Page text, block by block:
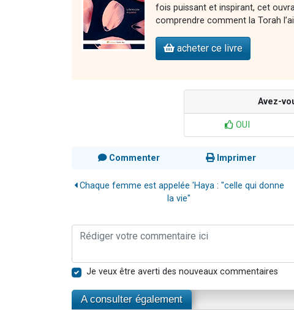
fois puissant et inspirant, cet
comprendre comment la Torah
acheter ce livre
Avez-
OUI
Commenter Imprimer
Chaque femme est appelée 'Haya : "celle qui donne
la vie"
Je veux être averti des nouveaux commentaires
A consulter également